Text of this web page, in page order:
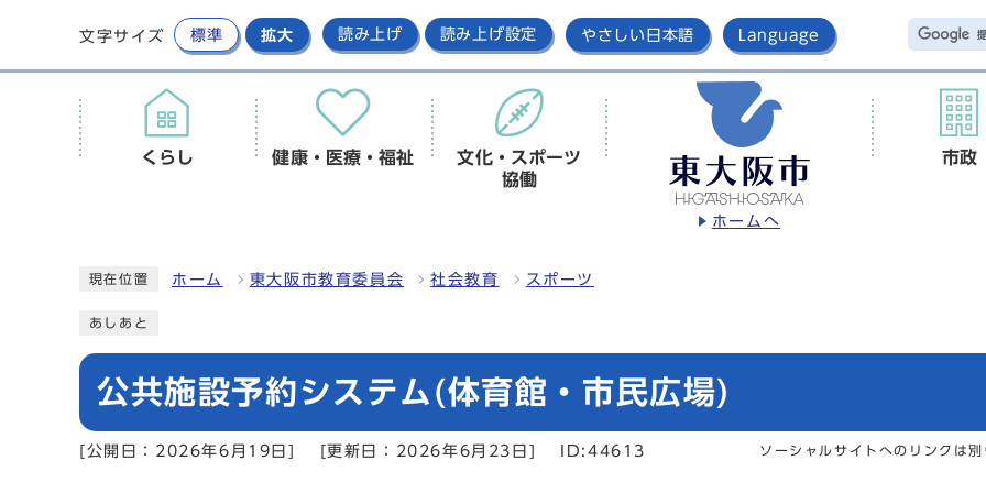
文字サイズ 標準 拡大 読み上げ 読み上げ設定 やさしい日本語 Language
ホームへ
くらし 健康・医療・福祉
文化・スポーツ
協働
市政
現在位置 ホーム 東大阪市教育委員会 社会教育 スポーツ
あしあと
公共施設予約システム(体育館・市民広場)
[公開日：2026年6月19日] [更新日：2026年6月23日] ID:44613 ソーシャルサイトへのリンクは